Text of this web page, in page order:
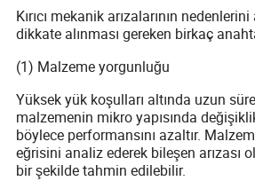
Kırıcı mekanik arızalarının
dikkate alınması gereken birkaç
(1) Malzeme yorgunluğu
Yüksek yük koşulları altında uzun
malzemenin mikro yapısında
böylece performansını azaltır.
eğrisini analiz ederek bileşen arızası
bir şekilde tahmin edilebilir.